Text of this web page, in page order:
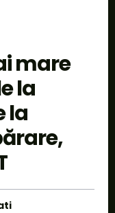
mare
la
la